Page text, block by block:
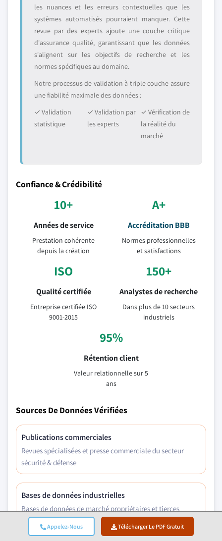
Appelez-Nous Télécharger Le PDF Gratuit
les nuances et les erreurs contextuelles que les
systèmes automatisés pourraient manquer. Cette
revue par des experts ajoute une couche critique
d'assurance qualité, garantissant que les données
s'alignent sur les objectifs de recherche et les
normes spécifiques au domaine.
Notre processus de validation à triple couche assure
une fiabilité maximale des données :
✓ Validation
statistique
✓ Validation par
les experts
✓ Vérification de
la réalité du
marché
Confiance & Crédibilité
10+
Années de service
Prestation cohérente
depuis la création
A+
Accréditation BBB
Normes professionnelles
et satisfactions
ISO
Qualité certifiée
Entreprise certifiée ISO
9001-2015
150+
Analystes de recherche
Dans plus de 10 secteurs
industriels
95%
Rétention client
Valeur relationnelle sur 5
ans
Sources De Données Vérifiées
Publications commerciales
Revues spécialisées et presse commerciale du secteur
sécurité & défense
Bases de données industrielles
Bases de données de marché propriétaires et tierces